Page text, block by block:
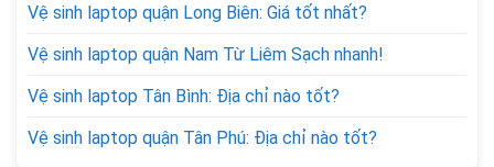
Vệ sinh laptop quận Long Biên: Giá tốt nhất?
Vệ sinh laptop quận Nam Từ Liêm Sạch nhanh!
Vệ sinh laptop Tân Bình: Địa chỉ nào tốt?
Vệ sinh laptop quận Tân Phú: Địa chỉ nào tốt?